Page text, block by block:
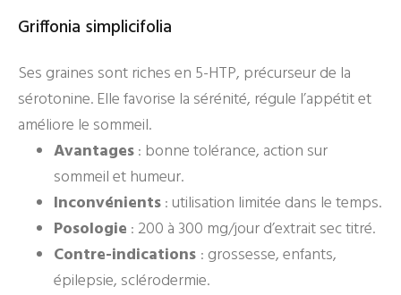
Griffonia simplicifolia
Ses graines sont riches en 5-HTP, précurseur de la
sérotonine. Elle favorise la sérénité, régule l’appétit et
améliore le sommeil.
Avantages: bonne tolérance, action sur
sommeil et humeur.
Inconvénients: utilisation limitée dans le temps.
Posologie : 200 à 300 mg/jour d’extrait sec titré.
Contre-indications : grossesse, enfants,
épilepsie, sclérodermie.